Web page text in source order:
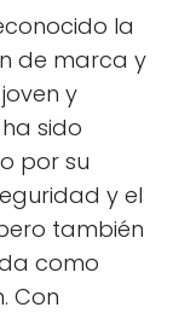
la
de marca y
y
sido
por su
y el
también
como
Con